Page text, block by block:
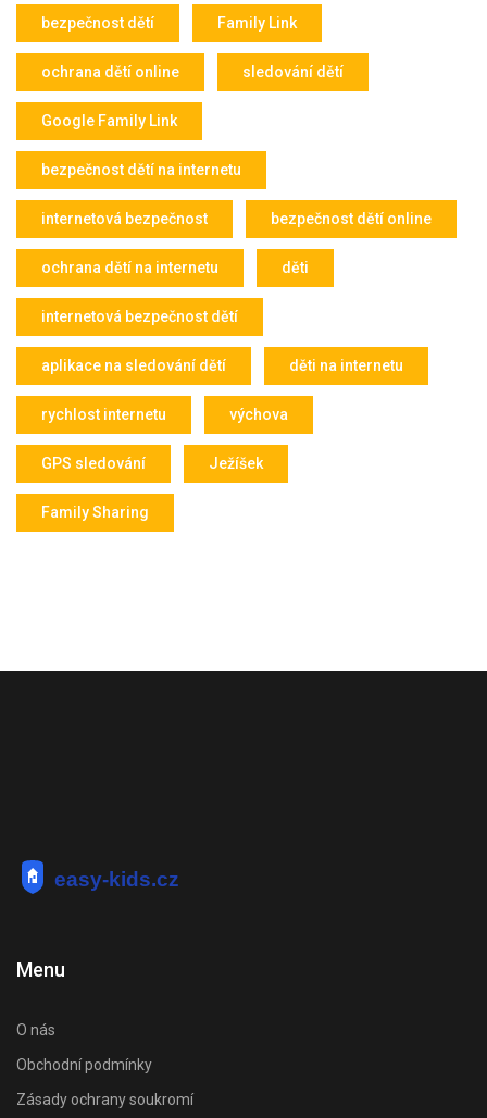
bezpečnost dětí Family Link
ochrana dětí online sledování dětí
Google Family Link
bezpečnost dětí na internetu
internetová bezpečnost bezpečnost dětí online
ochrana dětí na internetu děti
internetová bezpečnost dětí
aplikace na sledování dětí děti na internetu
rychlost internetu výchova
GPS sledování Ježíšek
Family Sharing
Menu
O nás
Obchodní podmínky
Zásady ochrany soukromí